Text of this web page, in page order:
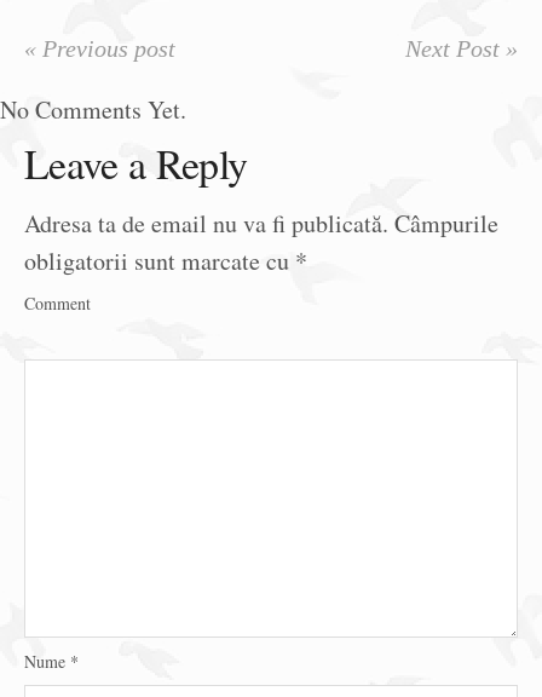
« Previous post Next Post »
No Comments Yet.
Leave a Reply
Adresa ta de email nu va fi publicată. Câmpurile
obligatorii sunt marcate cu *
Comment
Nume *